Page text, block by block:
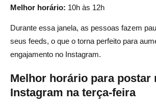
Melhor horário: 10h às 12h
Durante essa janela, as pessoas fazem
seus feeds, o que o torna perfeito para
engajamento no Instagram.
Melhor horário para postar
Instagram na terça-feira